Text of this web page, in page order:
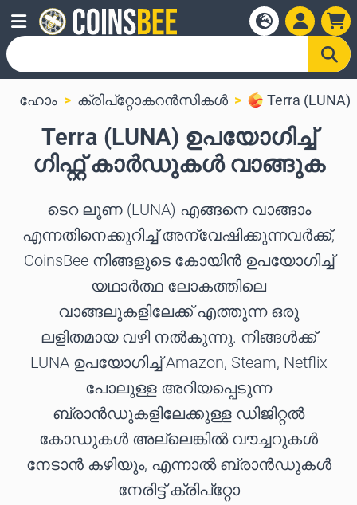
ഹോം ക്രിപ്‌റ്റോകറൻസികൾ Terra (LUNA)
Terra (LUNA) ഉപയോഗിച്ച്
ഗിഫ്റ്റ് കാർഡുകൾ വാങ്ങുക
ടെറ ലൂണ (LUNA) എങ്ങനെ വാങ്ങാം
എന്നതിനെക്കുറിച്ച് അന്വേഷിക്കുന്നവർക്ക്,
CoinsBee നിങ്ങളുടെ കോയിൻ ഉപയോഗിച്ച്
യഥാർത്ഥ ലോകത്തിലെ
വാങ്ങലുകളിലേക്ക് എത്തുന്ന ഒരു
ലളിതമായ വഴി നൽകുന്നു. നിങ്ങൾക്ക്
LUNA ഉപയോഗിച്ച് Amazon, Steam, Netflix
പോലുള്ള അറിയപ്പെടുന്ന
ബ്രാൻഡുകളിലേക്കുള്ള ഡിജിറ്റൽ
കോഡുകൾ അല്ലെങ്കിൽ വൗച്ചറുകൾ
നേടാൻ കഴിയും, എന്നാൽ ബ്രാൻഡുകൾ
നേരിട്ട് ക്രിപ്റ്റോ